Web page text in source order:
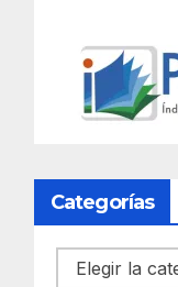
Categorías
Categorías